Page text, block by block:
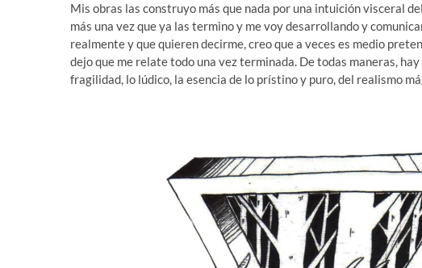
Mis obras las construyo más que nada por una intuición visceral
más una vez que ya las termino y me voy desarrollando y
realmente y que quieren decirme, creo que a veces es medio
dejo que me relate todo una vez terminada. De todas maneras,
fragilidad, lo lúdico, la esencia de lo prístino y puro, del realismo